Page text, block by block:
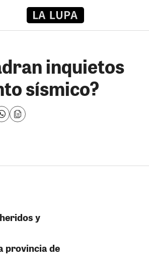
inquietos
sísmico?
y
provincia de